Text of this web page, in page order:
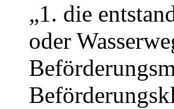
„1. die
oder